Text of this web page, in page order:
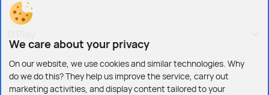
Jesteśmy też tu:
We care about your privacy
On our website, we use cookies and similar technologies. Why
do we do this? They help us improve the service, carry out
marketing activities, and display content tailored to your